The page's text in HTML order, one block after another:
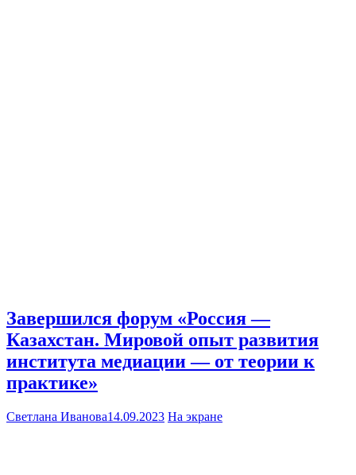
Завершился форум «Россия —
Казахстан. Мировой опыт развития
института медиации — от теории к
практике»
Светлана Иванова14.09.2023 На экране